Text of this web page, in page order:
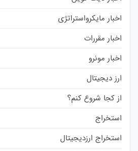
اخبار مایکرواستراتژی
اخبار مقررات
اخبار مونرو
ارز دیجیتال
از کجا شروع کنم؟
استخراج
استخراج ارزدیجیتال